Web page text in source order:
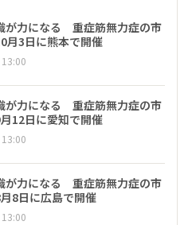
が力になる 重症筋無力症の市
月3日に熊本で開催
が力になる 重症筋無力症の市
12日に愛知で開催
が力になる 重症筋無力症の市
8日に広島で開催